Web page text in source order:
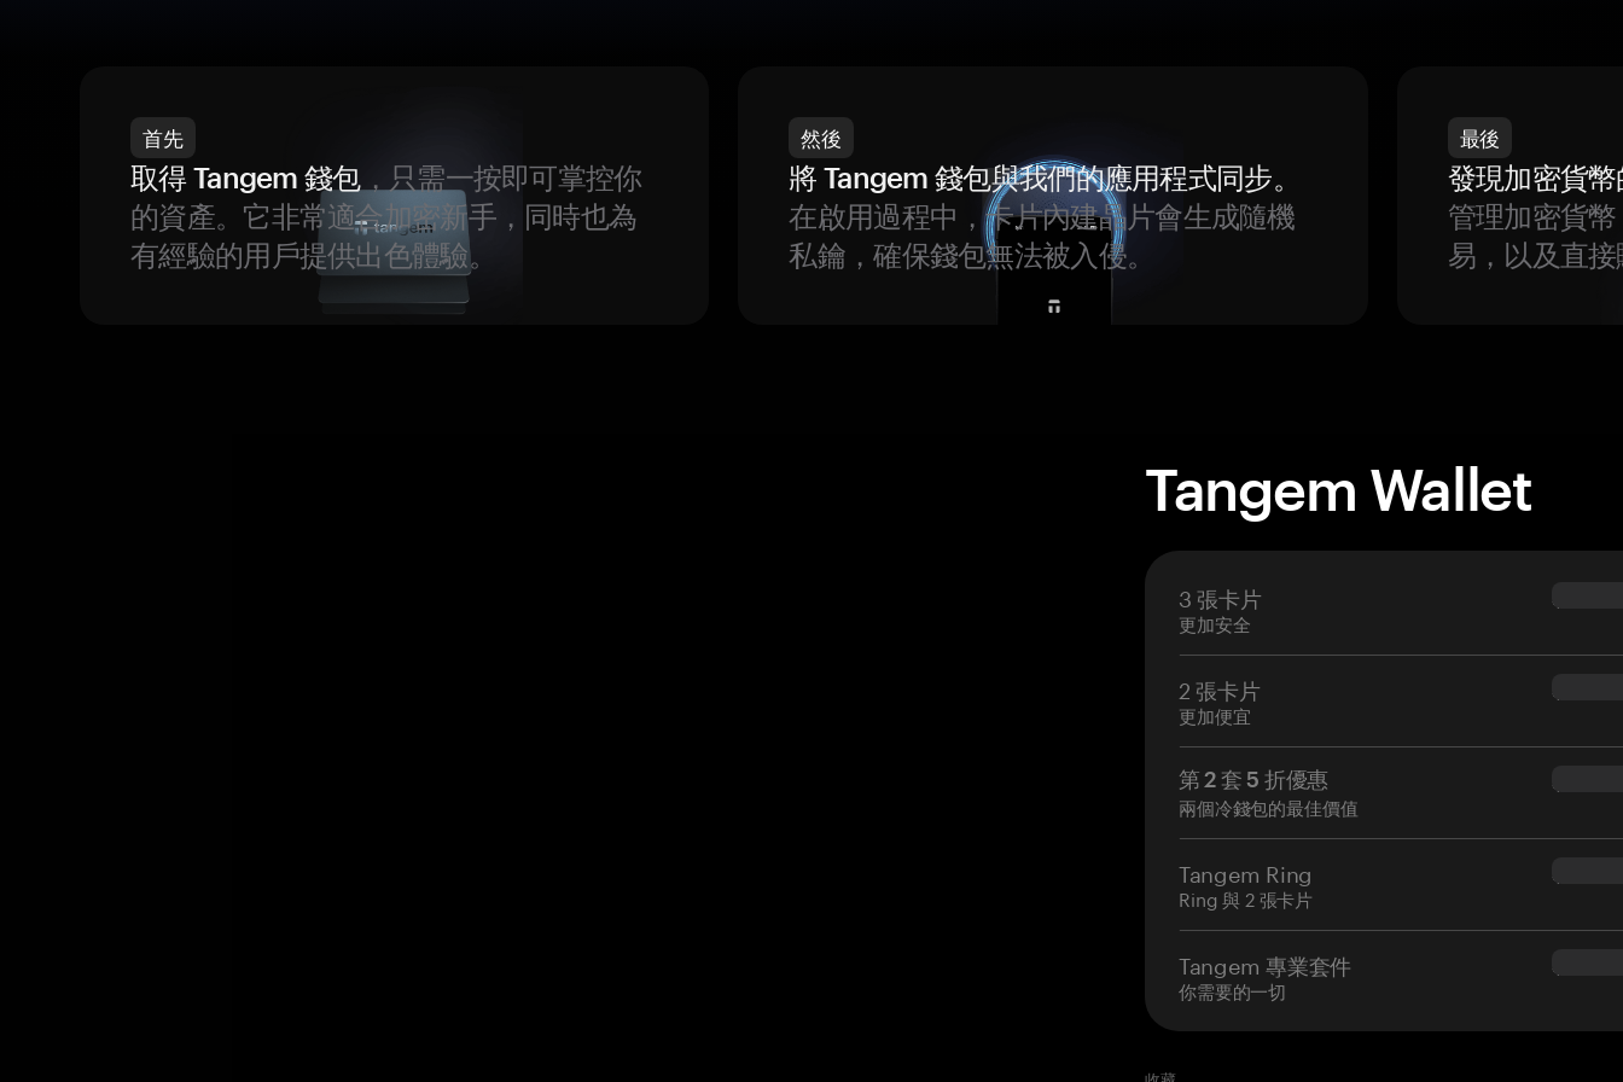
首先
取得 Tangem 錢包，只需一按即可掌控你
的資產。它非常適合加密新手，同時也為
有經驗的用戶提供出色體驗。
然後
將 Tangem 錢包與我們的應用程式同步。
在啟用過程中，卡片內建晶片會生成隨機
私鑰，確保錢包無法被入侵。
最後
發現加密貨
管理加密貨
易，以及直
Tangem Wallet
3 張卡片
更加安全
$69.90
2 張卡片
更加便宜
$54.90
第 2 套 5 折優惠
兩個冷錢包的最佳價值
$34.95
Tangem Ring
Ring 與 2 張卡片
Tangem 專業套件
你需要的一切